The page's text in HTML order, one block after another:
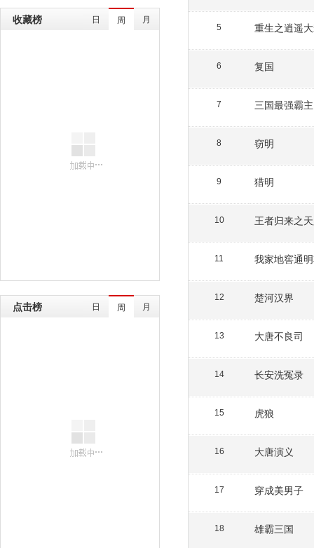
收藏榜 日 周 月
点击榜 日 周 月
5 重生之逍遥
6 复国
7 三国最强霸主
8 窃明
9 猎明
10 王者归来之
11 我家地窖通
12 楚河汉界
13 大唐不良司
14 长安洗冤录
15 虎狼
16 大唐演义
17 穿成美男子
18 雄霸三国